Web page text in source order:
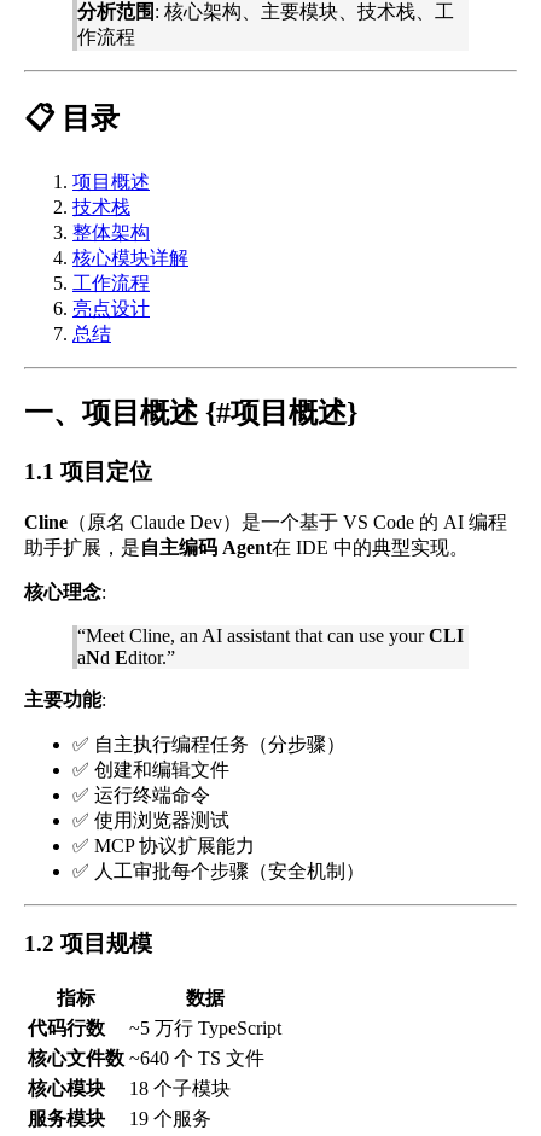
分析范围 : 核心架构、主要模块、技术栈、工
作流程
📋 目录
项目概述
技术栈
整体架构
核心模块详解
工作流程
亮点设计
总结
一、项目概述 {#项目概述}
1.1 项目定位
Cline （原名 Claude Dev）是一个基于 VS Code 的 AI 编程
助手扩展，是自主编码 Agent在 IDE 中的典型实现。
核心理念:
“Meet Cline, an AI assistant that can use yourCLI
aNd Editor.”
主要功能:
✅ 自主执行编程任务（分步骤）
✅ 创建和编辑文件
✅ 运行终端命令
✅ 使用浏览器测试
✅ MCP 协议扩展能力
✅ 人工审批每个步骤（安全机制）
1.2 项目规模
指标
数据
代码行数
~5 万行 TypeScript
核心文件数 ~640 个 TS 文件
核心模块
18 个子模块
服务模块
19 个服务